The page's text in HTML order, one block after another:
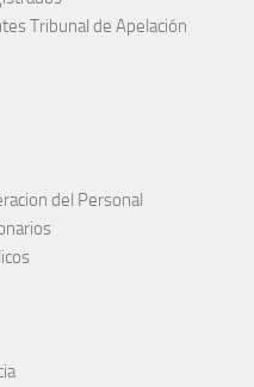
Tribunal de Apelación
del Personal